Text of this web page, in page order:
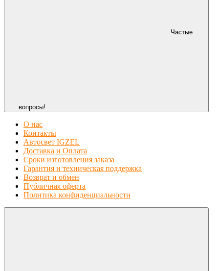
Частые
вопросы!
О нас
Контакты
Автосвет IGZEL
Доставка и Оплата
Сроки изготовления заказа
Гарантия и техническая поддержка
Возврат и обмен
Публичная оферта
Политика конфиденциальности